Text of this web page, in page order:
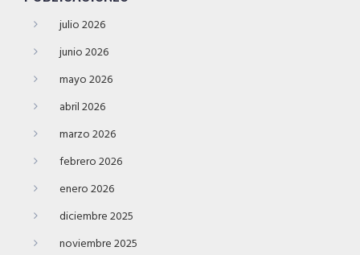
julio 2026
junio 2026
mayo 2026
abril 2026
marzo 2026
febrero 2026
enero 2026
diciembre 2025
noviembre 2025